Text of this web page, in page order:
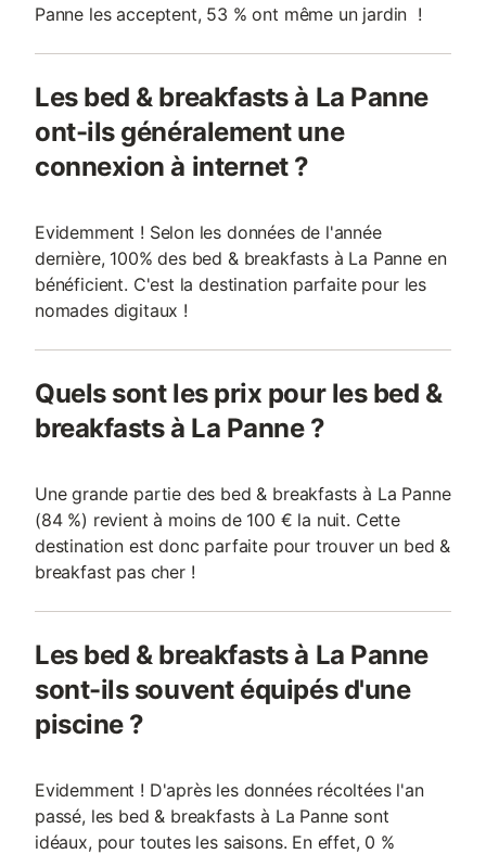
Panne les acceptent, 53 % ont même un jardin !
Les bed & breakfasts à La Panne
ont-ils généralement une
connexion à internet ?
Evidemment ! Selon les données de l'année
dernière, 100% des bed & breakfasts à La Panne en
bénéficient. C'est la destination parfaite pour les
nomades digitaux !
Quels sont les prix pour les bed &
breakfasts à La Panne ?
Une grande partie des bed & breakfasts à La Panne
(84 %) revient à moins de 100 € la nuit. Cette
destination est donc parfaite pour trouver un bed &
breakfast pas cher !
Les bed & breakfasts à La Panne
sont-ils souvent équipés d'une
piscine ?
Evidemment ! D'après les données récoltées l'an
passé, les bed & breakfasts à La Panne sont
idéaux, pour toutes les saisons. En effet, 0 %